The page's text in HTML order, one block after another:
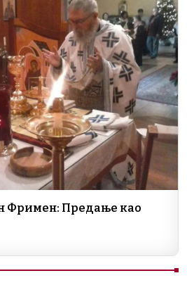
Фримен: Предање као